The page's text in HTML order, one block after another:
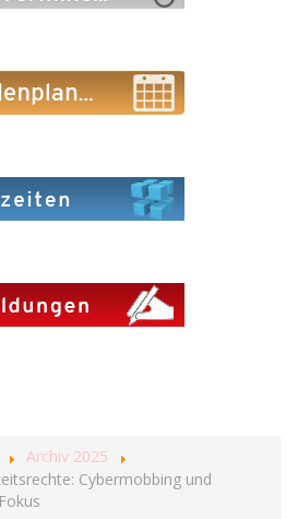
Archiv 2025
Cybermobbing und